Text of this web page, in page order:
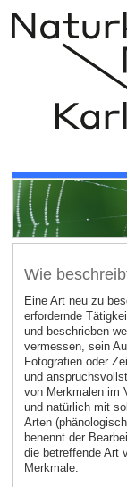
Wie
Eine Art neu zu
erfordernde
und beschrieben
vermessen, sein
Fotografien oder
und
von Merkmalen im
und natürlich mit
Arten
benennt der
die betreffende Art
Merkmale.